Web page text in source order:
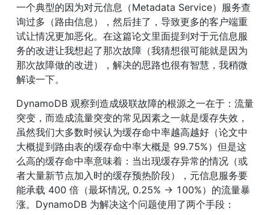
一个典型的因为对元信息（Metadata Service）服务查
询过多（路由信息），然后挂了，导致更多的客户端重
试让情况更加恶化。在这篇论文里面提到对于元信息服
务的改进让我想起了那次故障（我猜想很可能就是因为
那次故障做的改进），解决的思路也很有智慧，我稍微
解读一下。
DynamoDB 观察到造成级联故障的根源之一在于：流量
突变，而造成流量突变的常见因素之一就是缓存失效，
虽然我们大多数时候认为缓存命中率越高越好（论文中
大概提到路由表的缓存命中率大概是 99.75%）但是这
么高的缓存命中率意味着：当出现缓存异常的情况（或
者大量新节点加入时的缓存预热阶段），元信息服务要
能承载 400 倍（最坏情况, 0.25% → 100%）的流量暴
涨。DynamoDB 为解决这个问题使用了两个手段：